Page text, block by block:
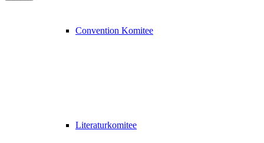
Convention Komitee
Literaturkomitee